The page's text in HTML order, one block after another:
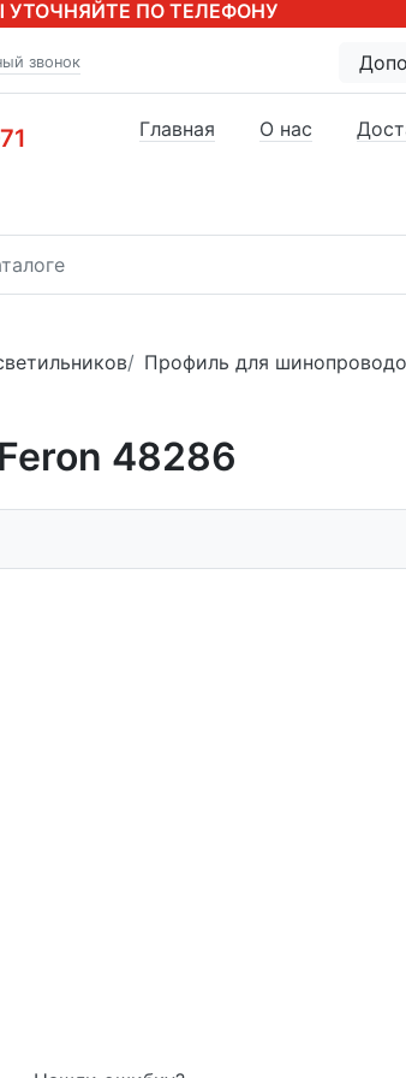
УТОЧНЯЙТЕ ПО ТЕЛЕФОНУ
звонок
Главная О нас
Профиль для
48286